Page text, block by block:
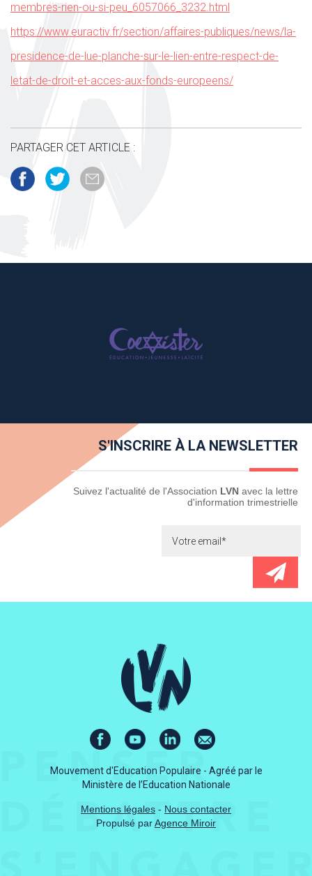
membres-rien-ou-si-peu_6057066_3232.html
https://www.euractiv.fr/section/affaires-publiques/news/la-
presidence-de-lue-planche-sur-le-lien-entre-respect-de-
letat-de-droit-et-acces-aux-fonds-europeens/
PARTAGER CET ARTICLE :
S'INSCRIRE À LA NEWSLETTER
Newsletter Suivez l'actualité de l'Association LVN avec la lettre
d'information trimestrielle
Mouvement d'Education Populaire - Agréé par le
Ministère de l’Education Nationale
Mentions légales - Nous contacter
Propulsé parAgence Miroir